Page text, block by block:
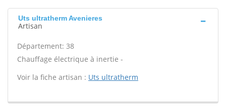
Uts ultratherm Avenieres
Artisan
Département: 38
Chauffage électrique à inertie -
Voir la fiche artisan : Uts ultratherm